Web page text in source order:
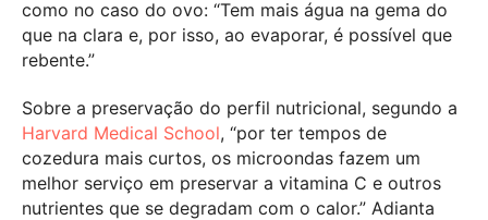
como no caso do ovo: “Tem mais água na gema do
que na clara e, por isso, ao evaporar, é possível que
rebente.”
Sobre a preservação do perfil nutricional, segundo a
Harvard Medical School, “por ter tempos de
cozedura mais curtos, os microondas fazem um
melhor serviço em preservar a vitamina C e outros
nutrientes que se degradam com o calor.” Adianta